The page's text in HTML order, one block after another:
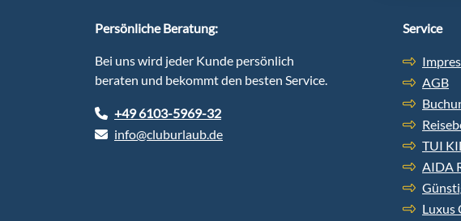
Persönliche Beratung:
Bei uns wird jeder Kunde persönlich
beraten und bekommt den besten Service.
+49 6103-5969-32
info@cluburlaub.de
Service
AGB
TUI
AIDA
Luxus